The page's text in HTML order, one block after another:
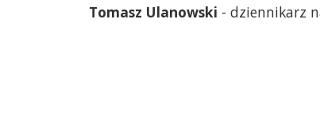
Tomasz Ulanowski - dziennikarz